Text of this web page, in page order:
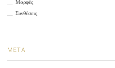
Μορφές
Συνθέσεις
META